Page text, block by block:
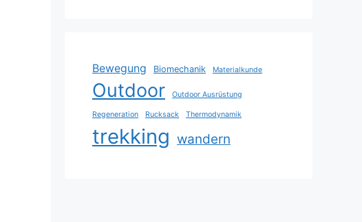
Bewegung Biomechanik Materialkunde
Outdoor Outdoor Ausrüstung
Regeneration Rucksack Thermodynamik
trekking wandern